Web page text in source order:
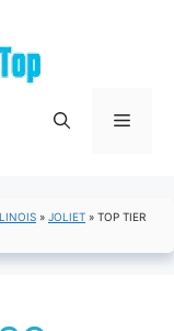
Menú
» JOLIET » TOP TIER